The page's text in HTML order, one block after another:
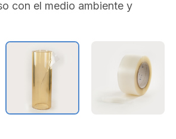
con el medio ambiente y